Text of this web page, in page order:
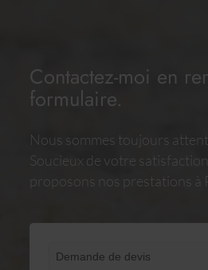
Contactez-moi en
formulaire.
Nous sommes toujours
Soucieux de votre
proposons nos prestations à